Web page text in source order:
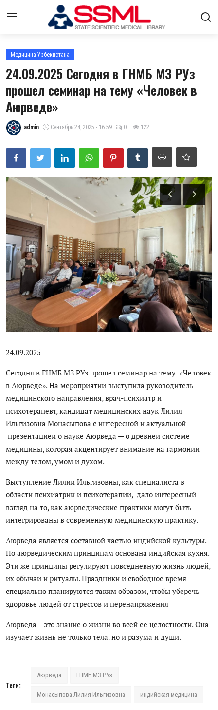
Авторизоваться
Главная
Архив журналов Узбекистана
О нас
Контакты
Стратегический план развития
Лента
Цифровые коллекции
История здравоохранения Узбекистана
Периодические издания
Медики Узбекистана
Фотогалерея
Статистика
PDF-translator
Проблемы Арала
Антикоррупция
Медицина Узбекистана
24.09.2025 Сегодня в ГНМБ МЗ РУз
прошел семинар на тему «Человек в
Аюрведе»
admin Сентябрь 24, 2025 - 16:59 0 122
24.09.2025
Сегодня в ГНМБ МЗ РУз прошел семинар на тему «Человек
в Аюрведе». На мероприятии выступила руководитель
медицинского направления, врач-психиатр и
психотерапевт, кандидат медицинских наук Лилия
Ильгизовна Монасыпова с интересной и актуальной
презентацией о науке Аюрведа — о древней системе
медицины, которая акцентирует внимание на гармонии
между телом, умом и духом.
Выступление Лилии Ильгизовны, как специалиста в
области психиатрии и психотерапии, дало интересный
взгляд на то, как аюрведические практики могут быть
интегрированы в современную медицинскую практику.
Аюрведа является составной частью индийской культуры.
По аюрведическим принципам основана индийская кухня.
Эти же принципы регулируют повседневную жизнь людей,
их обычаи и ритуалы. Праздники и свободное время
специально планируются таким образом, чтобы уберечь
здоровье людей от стрессов и перенапряжения
Аюрведа – это знание о жизни во всей ее целостности. Она
изучает жизнь не только тела, но и разума и души.
Теги:
Аюрведа ГНМБ МЗ РУз
Монасыпова Лилия Ильгизовна индийская медицина